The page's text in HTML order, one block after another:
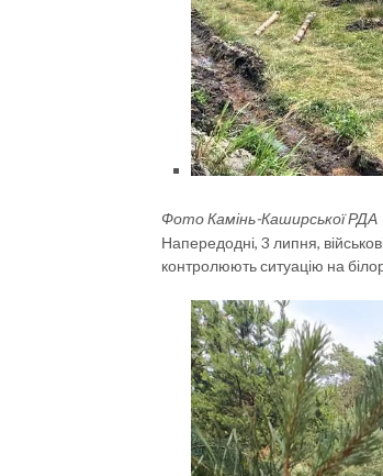
Фото Камінь-Каширської РДА
Напередодні, 3 липня,
контролюють ситуацію на